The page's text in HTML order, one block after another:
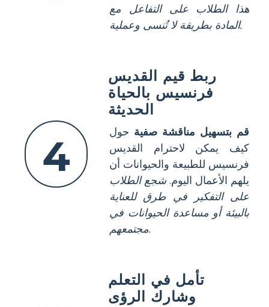
هذا الطلاب على التفاعل مع
المادة بطريقة لا تُنسى وعملية.
4
ربط قيم القديس
فرنسيس بالحياة
الحديثة
قم بتسهيل مناقشة صفية حول
كيف يمكن لاحترام القديس
فرنسيس للطبيعة والحيوانات أن
يلهم الأعمال اليوم. شجع الطلاب
على التفكير في طرق للعناية
بالبيئة أو مساعدة الحيوانات في
مجتمعهم.
تأمل في التعلم
وشارك الرؤى